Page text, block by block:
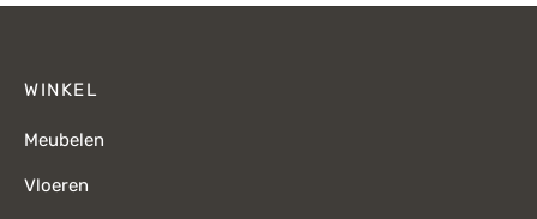
WINKEL
Meubelen
Vloeren